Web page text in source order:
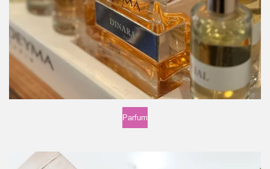
Parfum